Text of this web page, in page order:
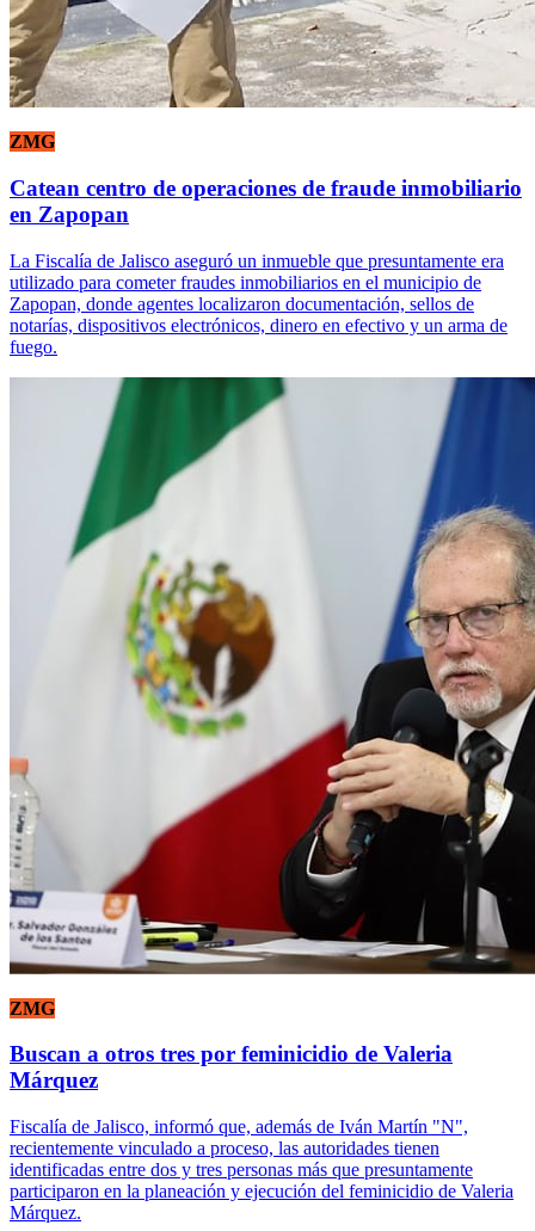
ZMG
Catean centro de operaciones de fraude inmobiliario
en Zapopan
La Fiscalía de Jalisco aseguró un inmueble que presuntamente era
utilizado para cometer fraudes inmobiliarios en el municipio de
Zapopan, donde agentes localizaron documentación, sellos de
notarías, dispositivos electrónicos, dinero en efectivo y un arma de
fuego.
ZMG
Buscan a otros tres por feminicidio de Valeria
Márquez
Fiscalía de Jalisco, informó que, además de Iván Martín "N",
recientemente vinculado a proceso, las autoridades tienen
identificadas entre dos y tres personas más que presuntamente
participaron en la planeación y ejecución del feminicidio de Valeria
Márquez.